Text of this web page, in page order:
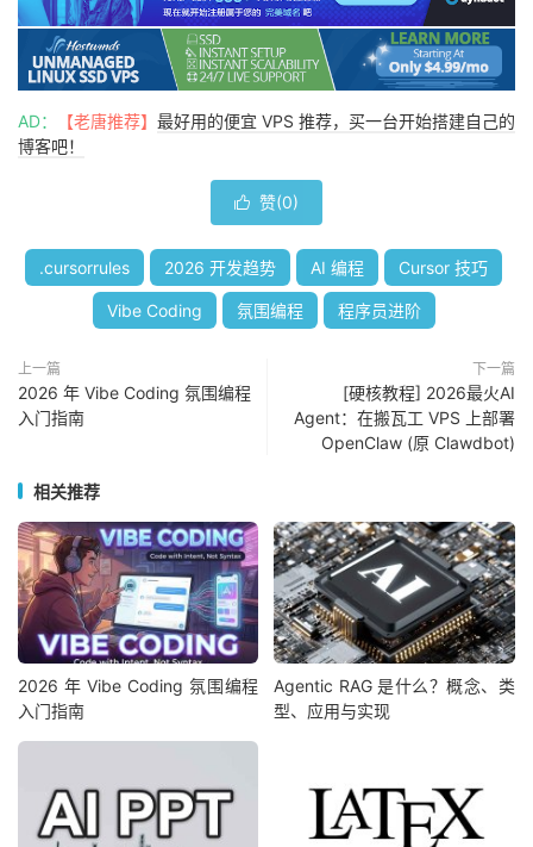
AD： 【老唐推荐】 最好用的便宜 VPS 推荐，买一台开始搭建自己的
博客吧！
 赞(0)
.cursorrules 2026 开发趋势 AI 编程 Cursor 技巧
Vibe Coding 氛围编程 程序员进阶
上一篇
2026 年 Vibe Coding 氛围编程
入门指南
下一篇
[硬核教程] 2026最火AI
Agent：在搬瓦工 VPS 上部署
OpenClaw (原 Clawdbot)
相关推荐
2026 年 Vibe Coding 氛围编程
入门指南
Agentic RAG 是什么？概念、类
型、应用与实现